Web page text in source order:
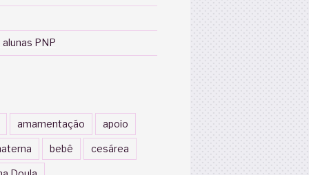
PNP
amamentação apoio
bebê cesárea